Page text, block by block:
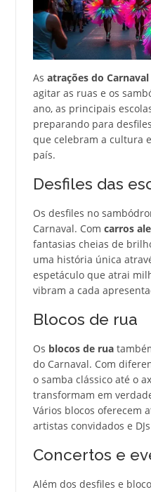
As atrações do Carnaval
agitar as ruas e os
ano, as principais
preparando para
que celebram a cultura
país.
Desfiles das
Os desfiles no
Carnaval. Com carros
fantasias cheias de
uma história única
espetáculo que atrai
vibram a cada
Blocos de rua
Os blocos de rua
do Carnaval. Com
o samba clássico até o
transformam em
Vários blocos oferecem
artistas convidados e
Concertos e
Além dos desfiles e